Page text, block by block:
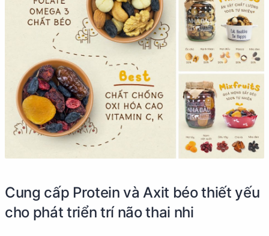
Cung cấp Protein và Axit béo thiết yếu
cho phát triển trí não thai nhi